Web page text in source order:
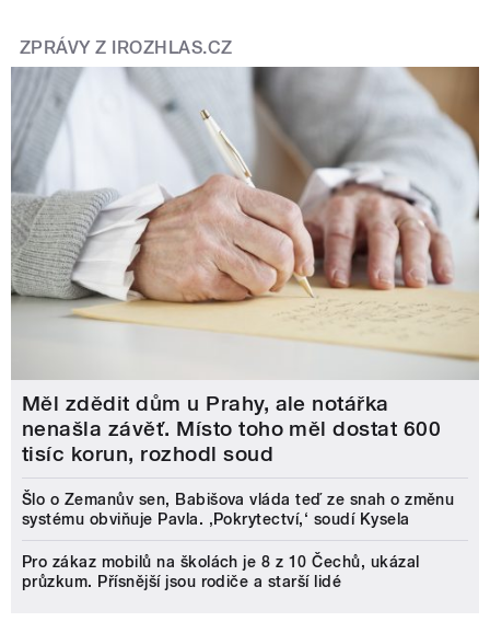
ZPRÁVY Z IROZHLAS.CZ
Měl zdědit dům u Prahy, ale notářka
nenašla závěť. Místo toho měl dostat 600
tisíc korun, rozhodl soud
Šlo o Zemanův sen, Babišova vláda teď ze snah o změnu
systému obviňuje Pavla. ‚Pokrytectví,‘ soudí Kysela
Pro zákaz mobilů na školách je 8 z 10 Čechů, ukázal
průzkum. Přísnější jsou rodiče a starší lidé